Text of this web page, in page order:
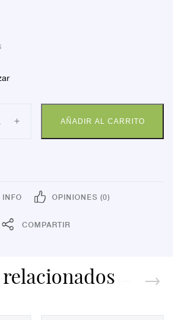
+ AÑADIR AL CARRITO
INFO OPINIONES (0)
COMPARTIR